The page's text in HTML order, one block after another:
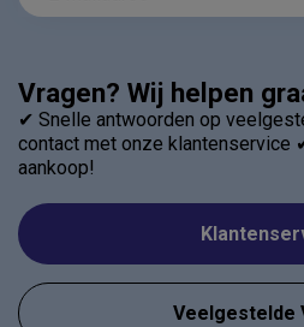
Vragen? Wij helpen
✔ Snelle antwoorden op
contact met onze klantenservice
aankoop!
Veelgestelde